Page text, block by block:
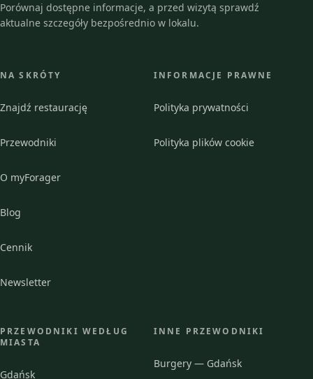
Porównaj dostępne informacje, a przed wizytą sprawdź
aktualne szczegóły bezpośrednio w lokalu.
NA SKRÓTY
Znajdź restaurację
Przewodniki
O myForager
Blog
Cennik
Newsletter
INFORMACJE PRAWNE
Polityka prywatności
Polityka plików cookie
PRZEWODNIKI WEDŁUG
MIASTA
Gdańsk
INNE PRZEWODNIKI
Burgery — Gdańsk